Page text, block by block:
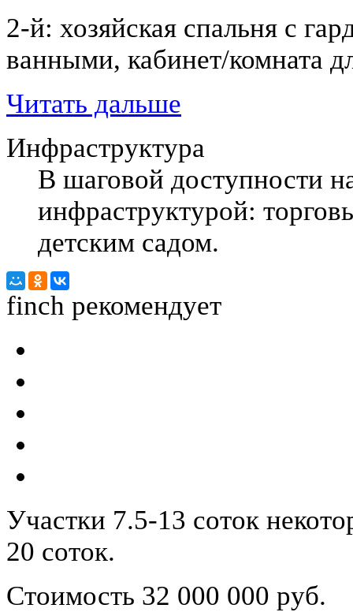
2-й: хозяйская спальня с
ванными, кабинет/комната
Читать дальше
Инфраструктура
В шаговой доступности
инфраструктурой:
детским садом.
finch рекомендует
Участки 7.5-13 соток
20 соток.
Стоимость 32 000 000 руб.